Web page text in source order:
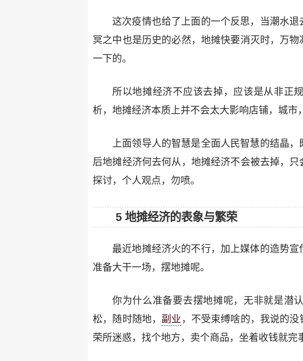
这次疫情也给了上面的一个反思，当潮水
冥之中也是历史的必然，地摊快要消灭时，万
一下的。
所以地摊经济不应该去掉，应该是从非正
析，地摊经济本质上并不会太大影响店铺，城市
上面领导人的智慧是全面人民智慧的结晶
后地摊经济何去何从，地摊经济不会被去掉，
探讨，个人观点，勿喷。
5 地摊经济的表象与繁荣
最近地摊经济火的不行，加上媒体的造势
准备大干一场，摆地摊呢。
你为什么准备要去摆地摊呢，无非就是潜
松，随时随地， 副业 ，不受束缚啥的，我说的
荣所迷惑，找个地方，卖个商品，坐着收钱就完